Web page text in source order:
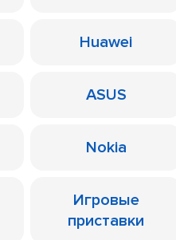
Huawei
ASUS
Nokia
Игровые
приставки